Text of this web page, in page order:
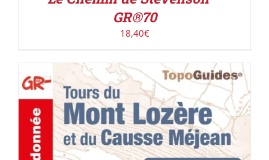
GR®70
18,40€